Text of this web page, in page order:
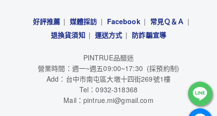
好評推薦 媒體採訪 Facebook
常見Ｑ＆Ａ
退換貨須知
運送方式 防詐騙宣導
PINTRUE品醋迷
營業時間：週一~週五09:00~17:30 (採預約制)
Add：台中市南屯區大墩十四街269號1樓
Tel：0932-318368
Mail：pintrue.mi@gmail.com